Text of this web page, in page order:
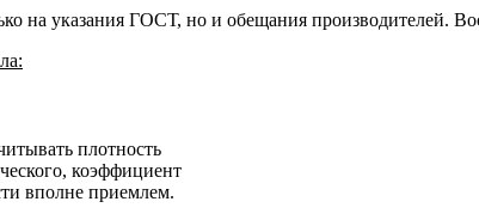
на указания ГОСТ, но и обещания производителей.
плотность
коэффициент
вполне приемлем.